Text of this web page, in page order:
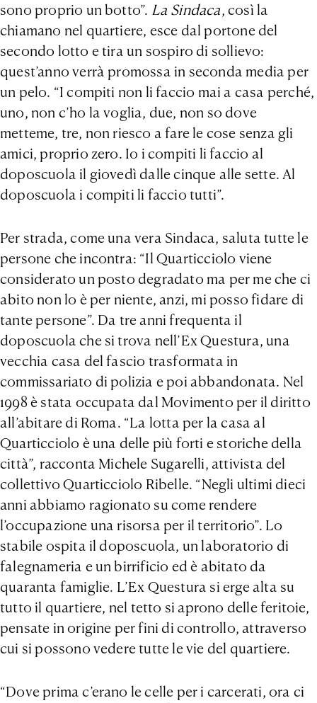
sono proprio un botto”. La Sindaca, così la
chiamano nel quartiere, esce dal portone del
secondo lotto e tira un sospiro di sollievo:
quest’anno verrà promossa in seconda media per
un pelo. “I compiti non li faccio mai a casa perché,
uno, non c’ho la voglia, due, non so dove
metteme, tre, non riesco a fare le cose senza gli
amici, proprio zero. Io i compiti li faccio al
doposcuola il giovedì dalle cinque alle sette. Al
doposcuola i compiti li faccio tutti”.
Per strada, come una vera Sindaca, saluta tutte le
persone che incontra: “Il Quarticciolo viene
considerato un posto degradato ma per me che ci
abito non lo è per niente, anzi, mi posso fidare di
tante persone”. Da tre anni frequenta il
doposcuola che si trova nell’Ex Questura, una
vecchia casa del fascio trasformata in
commissariato di polizia e poi abbandonata. Nel
1998 è stata occupata dal Movimento per il diritto
all’abitare di Roma. “La lotta per la casa al
Quarticciolo è una delle più forti e storiche della
città”, racconta Michele Sugarelli, attivista del
collettivo Quarticciolo Ribelle. “Negli ultimi dieci
anni abbiamo ragionato su come rendere
l’occupazione una risorsa per il territorio”. Lo
stabile ospita il doposcuola, un laboratorio di
falegnameria e un birrificio ed è abitato da
quaranta famiglie. L’Ex Questura si erge alta su
tutto il quartiere, nel tetto si aprono delle feritoie,
pensate in origine per fini di controllo, attraverso
cui si possono vedere tutte le vie del quartiere.
“Dove prima c’erano le celle per i carcerati, ora ci